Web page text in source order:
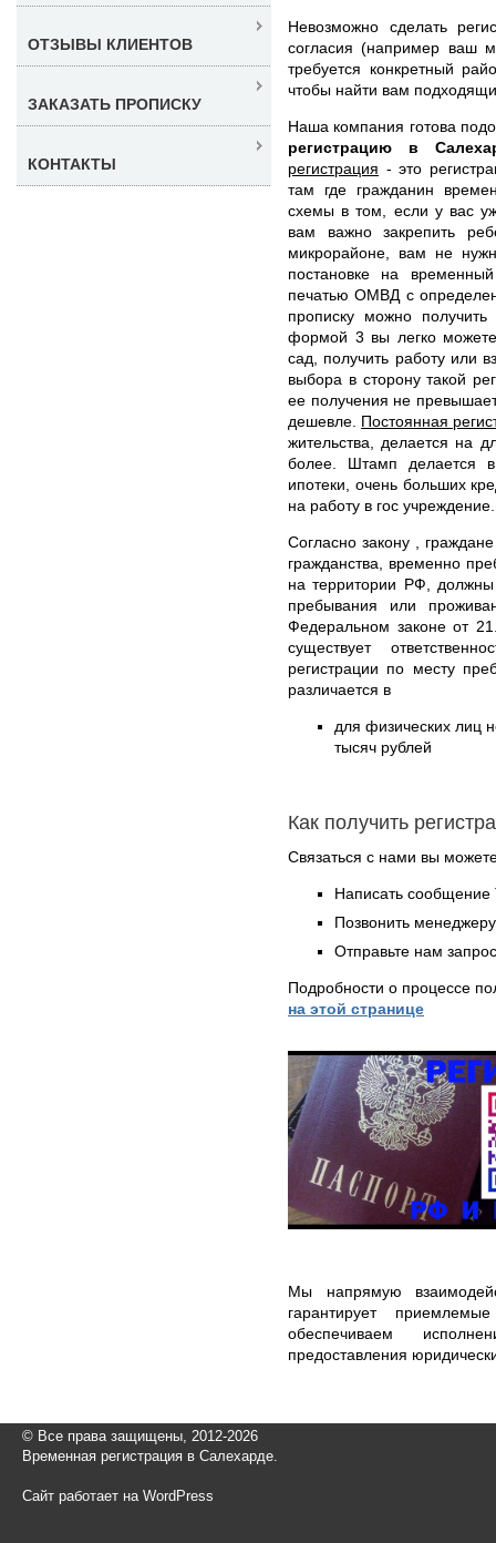
Невозможно сделать
согласия (например ваш
требуется конкретный
чтобы найти вам
Наша компания готова
регистрацию в
регистрация - это
там где гражданин
схемы в том, если у вас
вам важно закрепить
микрорайоне, вам не
постановке на
печатью ОМВД с
прописку можно
формой 3 вы легко можете
сад, получить работу или
выбора в сторону такой
ее получения не
дешевле. Постоянная
жительства, делается на
более. Штамп делается
ипотеки, очень больших
на работу в гос учреждение.
Согласно закону ,
гражданства, временно
на территории РФ,
пребывания или
Федеральном законе от
существует
регистрации по месту
различается в
для физических лиц
тысяч рублей
Как получить
Связаться с нами вы
Написать
Позвонить
Отправьте нам
Подробности о процессе
на этой странице
Мы напрямую
гарантирует
обеспечиваем
предоставления
ОТЗЫВЫ КЛИЕНТОВ
ЗАКАЗАТЬ ПРОПИСКУ
КОНТАКТЫ
© Все права защищены, 2012-2026
Временная регистрация в Салехарде.
Сайт работает на WordPress